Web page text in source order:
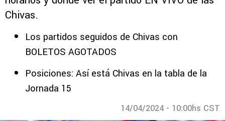
Chivas.
Los partidos seguidos de Chivas con
BOLETOS AGOTADOS
Posiciones: Así está Chivas en la tabla de la
Jornada 15
14/04/2024 - 10:00hs CST